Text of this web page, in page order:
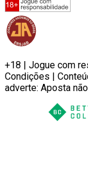
+18 | Jogue com
Condições |
adverte: Aposta